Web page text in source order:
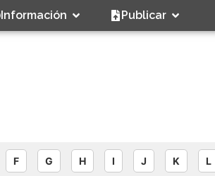
Información Publicar
F G H I J K L